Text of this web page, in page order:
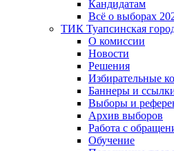
Кандидатам
Всё о выборах
ТИК Туапсинская
О комиссии
Новости
Решения
Избирательные
Баннеры и
Выборы и
Архив выборов
Работа с
Обучение